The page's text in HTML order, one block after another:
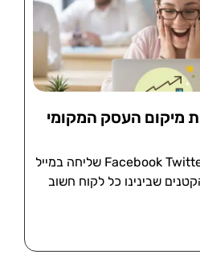
מיקום העסק המקומי
Facebook Twitter LinkedIn WhatsApp שליחה במייל
שבינינו כל לקוח חשוב